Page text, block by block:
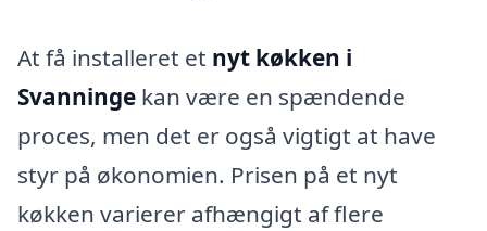
At få installeret et nyt køkken i
Svanninge kan være en spændende
proces, men det er også vigtigt at have
styr på økonomien. Prisen på et nyt
køkken varierer afhængigt af flere